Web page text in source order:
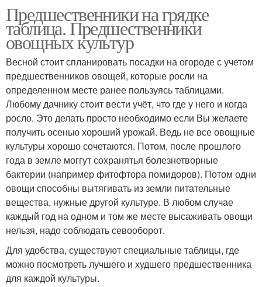
Предшественники на грядке
таблица. Предшественники
овощных культур
Весной стоит спланировать посадки на огороде с учетом
предшественников овощей, которые росли на
определенном месте ранее пользуясь таблицами.
Любому дачнику стоит вести учёт, что где у него и когда
росло. Это делать просто необходимо если Вы желаете
получить осенью хороший урожай. Ведь не все овощные
культуры хорошо сочетаются. Потом, после прошлого
года в земле моггут сохранятья болезнетворные
бактерии (например фитофтора помидоров). Потом одни
овощи способны вытягивать из земли питательные
вещества, нужные другой культуре. В любом случае
каждый год на одном и том же месте высаживать овощи
нельзя, надо соблюдать севооборот.
Для удобства, существуют специальные таблицы, где
можно посмотреть лучшего и худшего предшественника
для каждой культуры.